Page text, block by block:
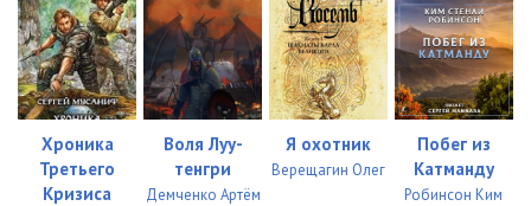
Хроника
Третьего
Кризиса
Воля Луу-
тенгри
Демченко Артём
Я охотник
Верещагин Олег
Побег из
Катманду
Робинсон Ким